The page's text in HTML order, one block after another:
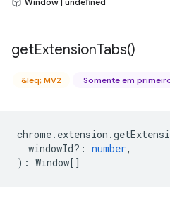
getExtensionTabs()
&leq; MV2 Somente em
chrome. extension .
windowId? : number,
) : Window[]